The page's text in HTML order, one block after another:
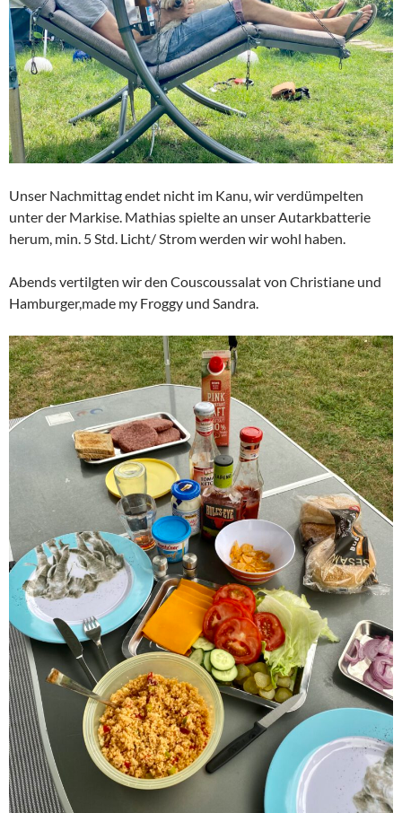
Unser Nachmittag endet nicht im Kanu, wir verdümpelten
unter der Markise. Mathias spielte an unser Autarkbatterie
herum, min. 5 Std. Licht/ Strom werden wir wohl haben.
Abends vertilgten wir den Couscoussalat von Christiane und
Hamburger,made my Froggy und Sandra.